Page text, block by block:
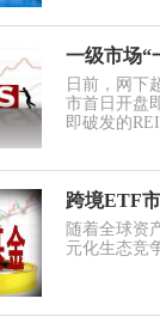
一级市场“
日前，网下
市首日开盘
即破发的
跨境ETF
随着全球资
元化生态竞